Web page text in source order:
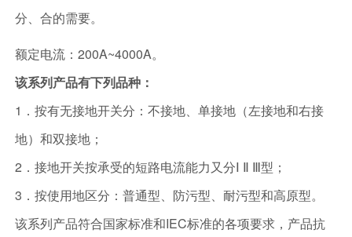
分、合的需要。
额定电流：200A~4000A。
该系列产品有下列品种：
1．按有无接地开关分：不接地、单接地（左接地和右接
地）和双接地；
2．接地开关按承受的短路电流能力又分Ⅰ Ⅱ Ⅲ型；
3．按使用地区分：普通型、防污型、耐污型和高原型。
该系列产品符合国家标准和IEC标准的各项要求，产品抗